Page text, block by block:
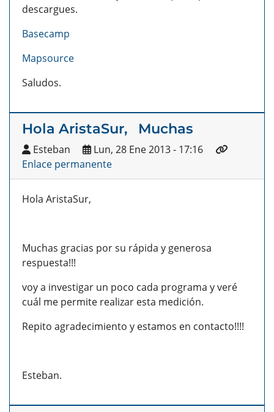
descargues.
Basecamp
Mapsource
Saludos.
Hola AristaSur, Muchas
Esteban
Lun, 28 Ene 2013 - 17:16
Enlace permanente
Hola AristaSur,
Muchas gracias por su rápida y generosa
respuesta!!!
voy a investigar un poco cada programa y veré
cuál me permite realizar esta medición.
Repito agradecimiento y estamos en contacto!!!!
Esteban.